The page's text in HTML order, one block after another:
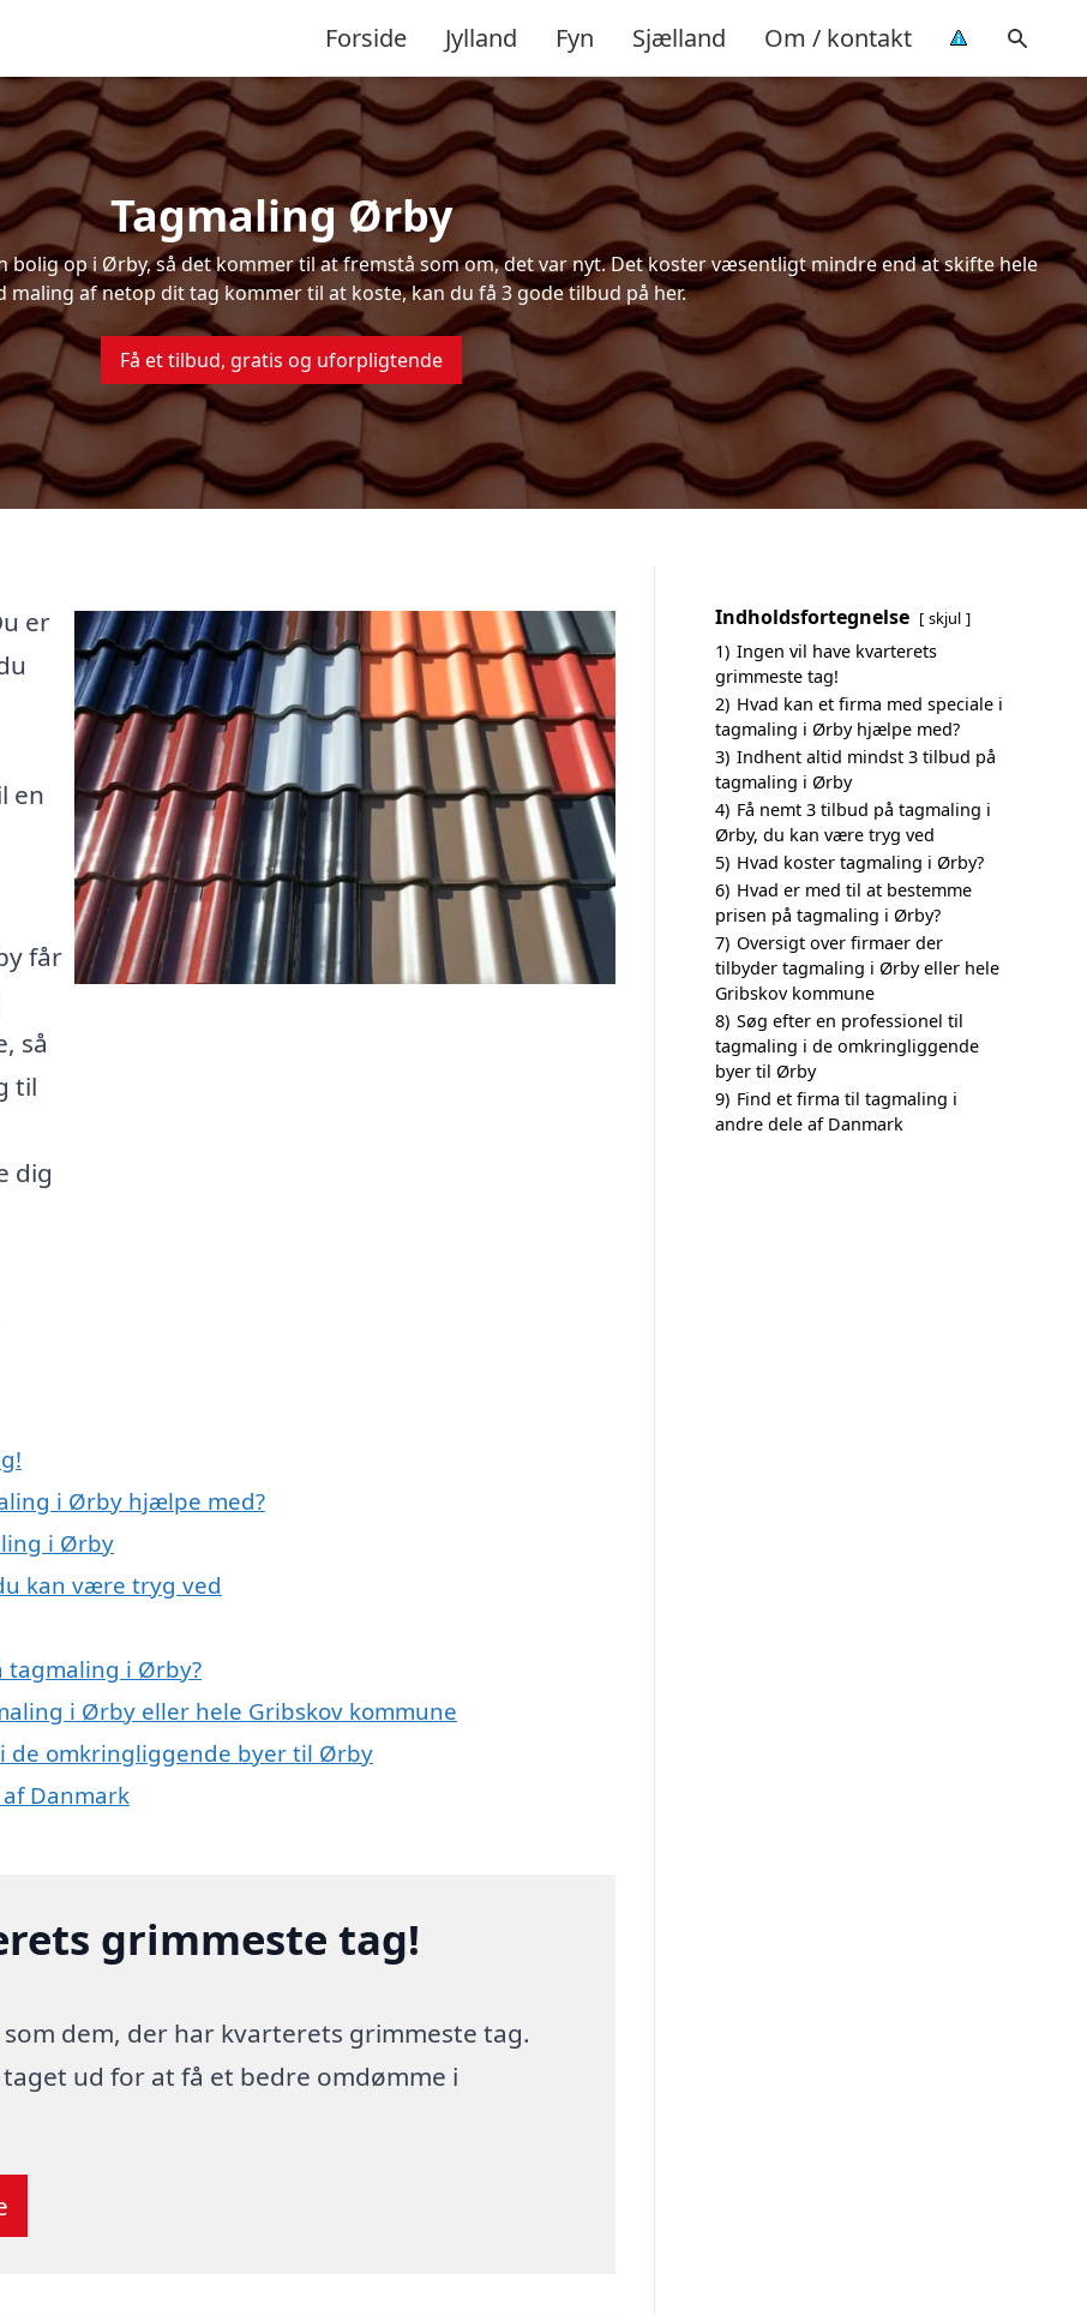
Forside Jylland Fyn Sjælland Om / kontakt
Tagmaling Ørby
bolig op i Ørby, så det kommer til at fremstå som om, det var nyt. Det koster væsentligt mindre end at skifte hele
maling af netop dit tag kommer til at koste, kan du få 3 gode tilbud på her.
Få et tilbud, gratis og uforpligtende
er
en
får
så
til
dig
i Ørby hjælpe med?
i Ørby
kan være tryg ved
tagmaling i Ørby?
i Ørby eller hele Gribskov kommune
de omkringliggende byer til Ørby
Danmark
grimmeste tag!
dem, der har kvarterets grimmeste tag.
ud for at få et bedre omdømme i
Indholdsfortegnelse skjul
1) Ingen vil have kvarterets
grimmeste tag!
2) Hvad kan et firma med speciale i
tagmaling i Ørby hjælpe med?
3) Indhent altid mindst 3 tilbud på
tagmaling i Ørby
4) Få nemt 3 tilbud på tagmaling i
Ørby, du kan være tryg ved
5) Hvad koster tagmaling i Ørby?
6) Hvad er med til at bestemme
prisen på tagmaling i Ørby?
7) Oversigt over firmaer der
tilbyder tagmaling i Ørby eller hele
Gribskov kommune
8) Søg efter en professionel til
tagmaling i de omkringliggende
byer til Ørby
9) Find et firma til tagmaling i
andre dele af Danmark